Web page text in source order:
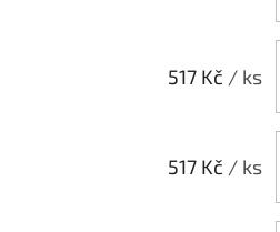
517 Kč / ks
517 Kč / ks